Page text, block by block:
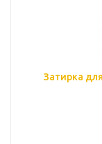
Затирка